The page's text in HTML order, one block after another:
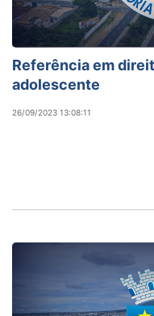
Referência em
adolescente
26/09/2023 13:08:11